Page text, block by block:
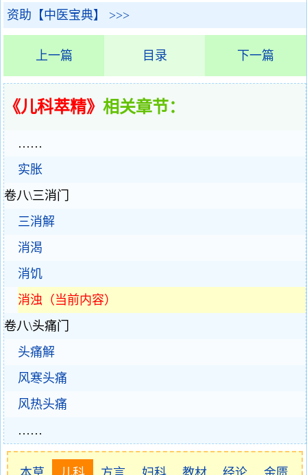
资助【中医宝典】 >>>
上一篇 目录 下一篇
《儿科萃精》 相关章节：
……
实胀
卷八\三消门
三消解
消渴
消饥
消浊（当前内容）
卷八\头痛门
头痛解
风寒头痛
风热头痛
……